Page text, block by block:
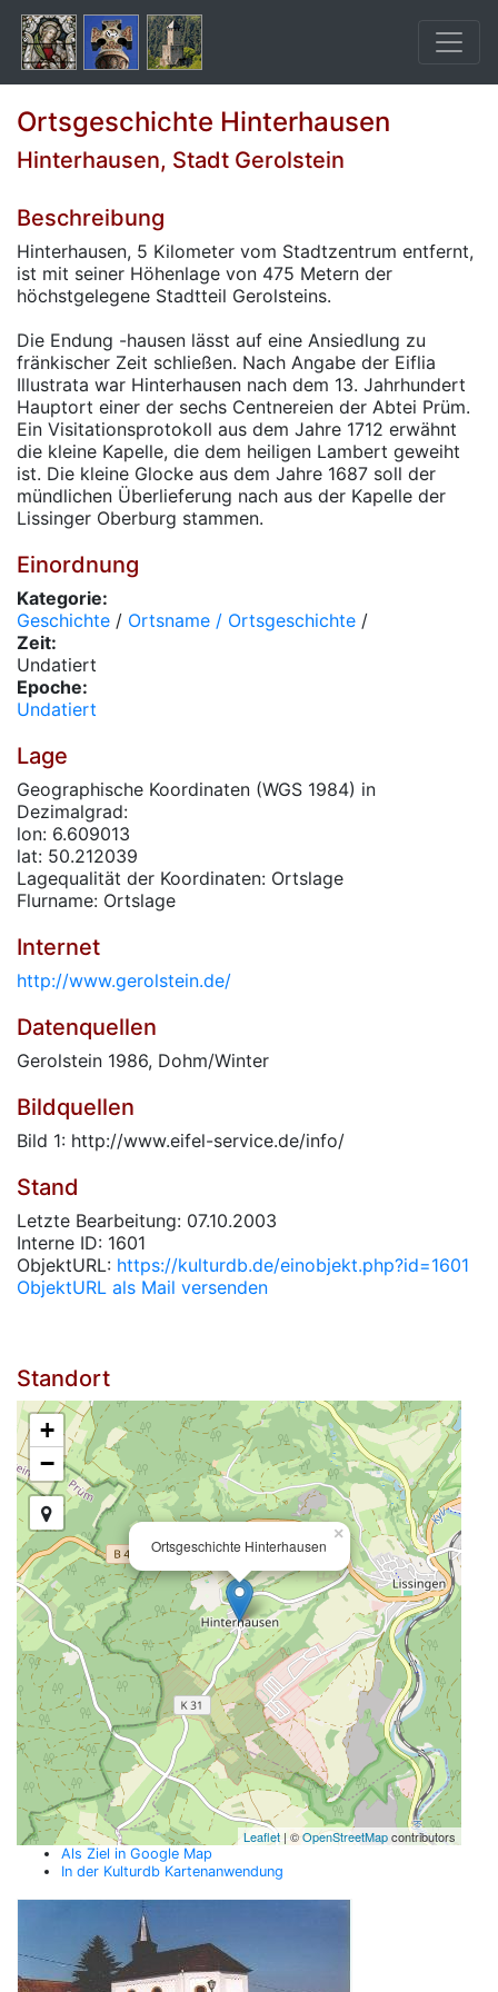
Ortsgeschichte Hinterhausen
Hinterhausen, Stadt Gerolstein
Beschreibung
Hinterhausen, 5 Kilometer vom Stadtzentrum entfernt,
ist mit seiner Höhenlage von 475 Metern der
höchstgelegene Stadtteil Gerolsteins.
Die Endung -hausen lässt auf eine Ansiedlung zu
fränkischer Zeit schließen. Nach Angabe der Eiflia
Illustrata war Hinterhausen nach dem 13. Jahrhundert
Hauptort einer der sechs Centnereien der Abtei Prüm.
Ein Visitationsprotokoll aus dem Jahre 1712 erwähnt
die kleine Kapelle, die dem heiligen Lambert geweiht
ist. Die kleine Glocke aus dem Jahre 1687 soll der
mündlichen Überlieferung nach aus der Kapelle der
Lissinger Oberburg stammen.
Einordnung
Kategorie:
Geschichte / Ortsname / Ortsgeschichte /
Zeit:
Undatiert
Epoche:
Undatiert
Lage
Geographische Koordinaten (WGS 1984) in
Dezimalgrad:
lon: 6.609013
lat: 50.212039
Lagequalität der Koordinaten: Ortslage
Flurname: Ortslage
Internet
http://www.gerolstein.de/
Datenquellen
Gerolstein 1986, Dohm/Winter
Bildquellen
Bild 1: http://www.eifel-service.de/info/
Stand
Letzte Bearbeitung: 07.10.2003
Interne ID: 1601
ObjektURL: https://kulturdb.de/einobjekt.php?id=1601
ObjektURL als Mail versenden
Standort
Ortsgeschichte Hinterhausen
×
+
−
Leaflet| ©OpenStreetMapcontributors
Als Ziel in Google Map
In der Kulturdb Kartenanwendung